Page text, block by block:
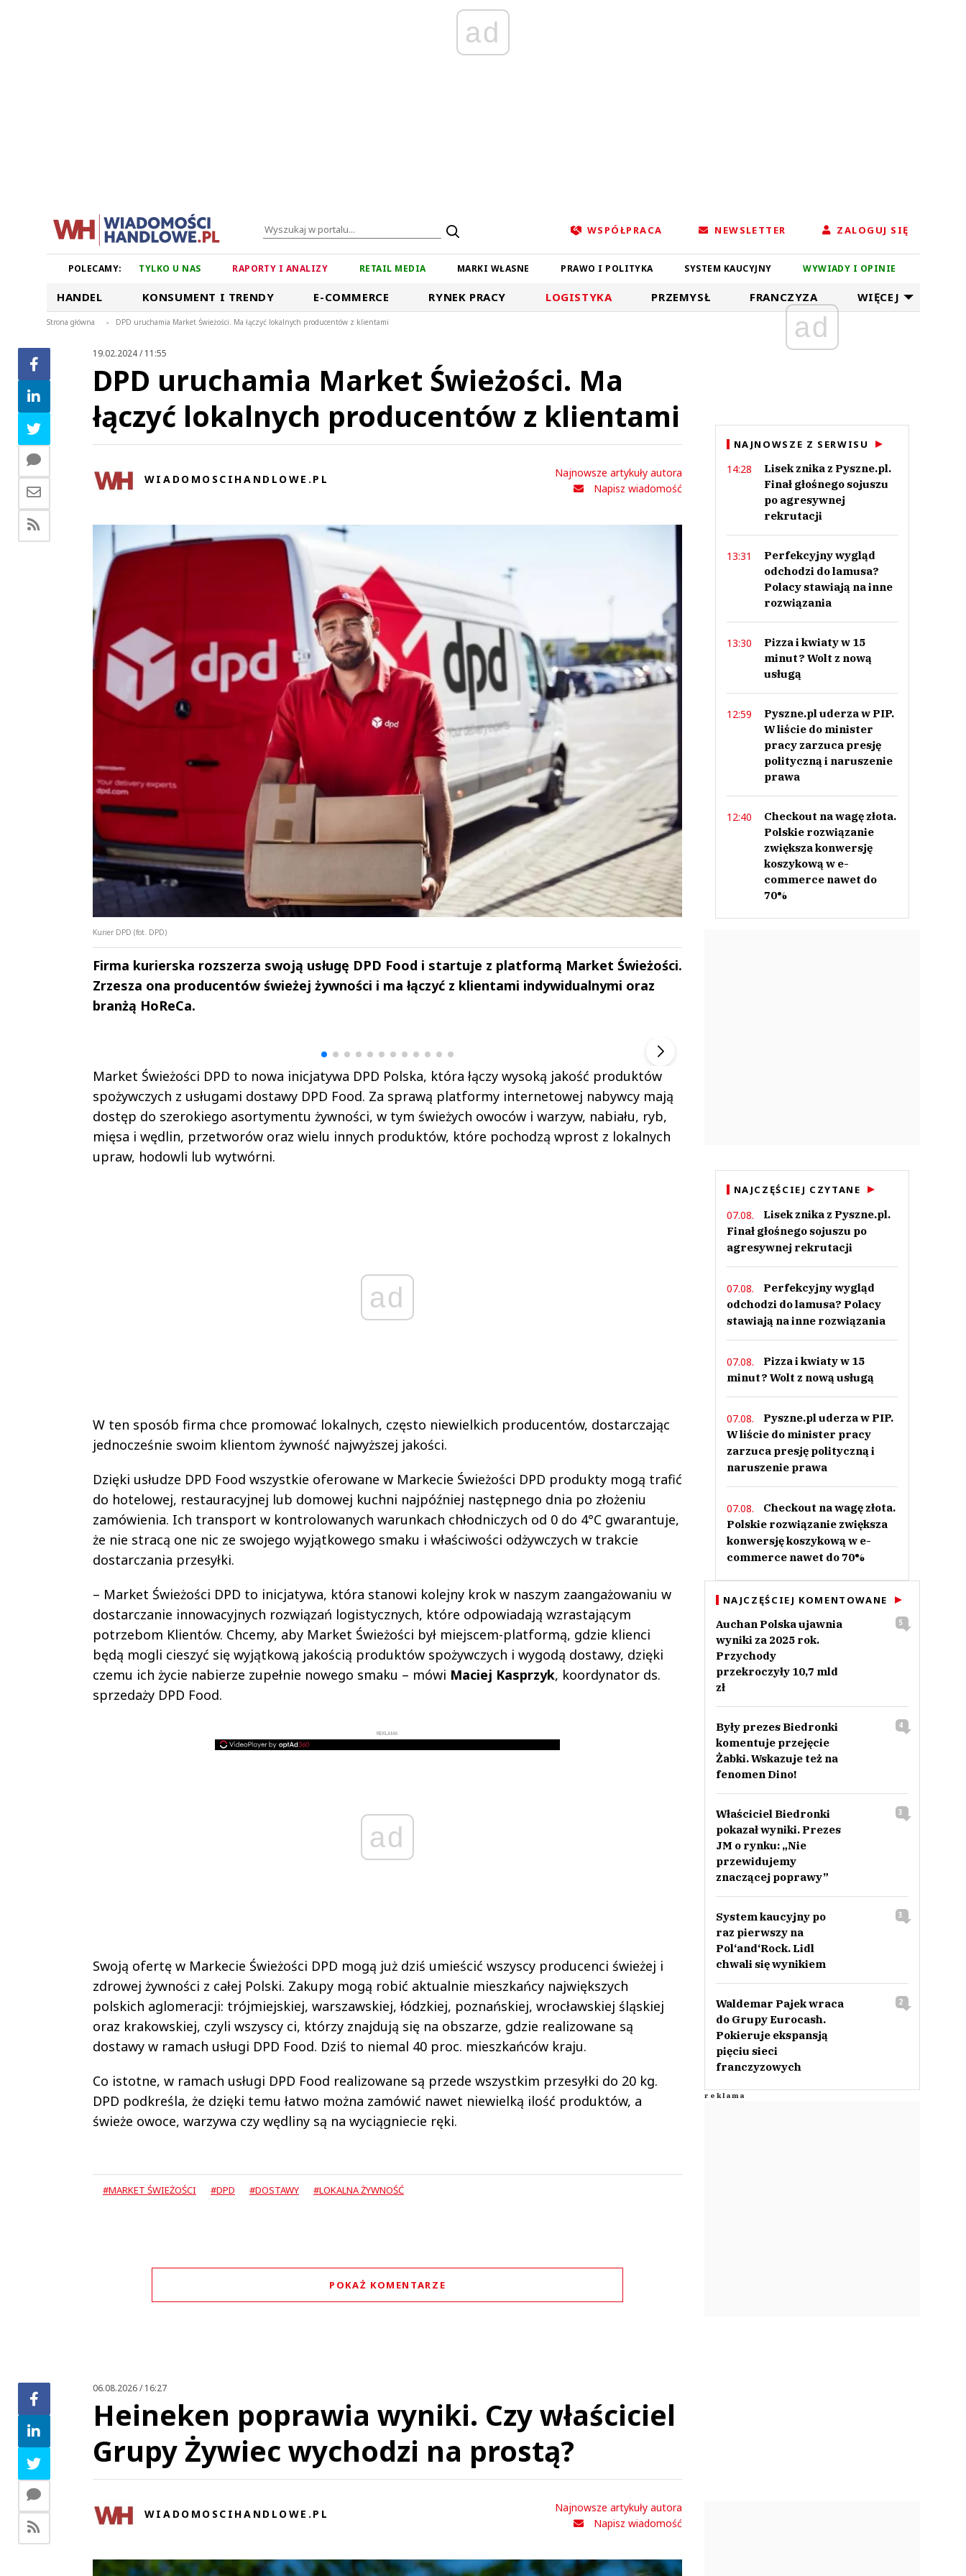
ad
WSPÓŁPRACA NEWSLETTER ZALOGUJ SIĘ
POLECAMY: TYLKO U NAS RAPORTY I ANALIZY RETAIL MEDIA MARKI WŁASNE PRAWO I POLITYKA SYSTEM KAUCYJNY WYWIADY I OPINIE
HANDEL KONSUMENT I TRENDY E-COMMERCE RYNEK PRACY LOGISTYKA PRZEMYSŁ FRANCZYZA WIĘCEJ
Strona główna > DPD uruchamia Market Świeżości. Ma łączyć lokalnych producentów z klientami
19.02.2024 / 11:55
DPD uruchamia Market Świeżości. Ma
łączyć lokalnych producentów z klientami
WIADOMOSCIHANDLOWE.PL
Najnowsze artykuły autora
Napisz wiadomość
Kurier DPD (fot. DPD)
Firma kurierska rozszerza swoją usługę DPD Food i startuje z platformą Market Świeżości.
Zrzesza ona producentów świeżej żywności i ma łączyć z klientami indywidualnymi oraz
branżą HoReCa.
Market Świeżości DPD to nowa inicjatywa DPD Polska, która łączy wysoką jakość produktów
spożywczych z usługami dostawy DPD Food. Za sprawą platformy internetowej nabywcy mają
dostęp do szerokiego asortymentu żywności, w tym świeżych owoców i warzyw, nabiału, ryb,
mięsa i wędlin, przetworów oraz wielu innych produktów, które pochodzą wprost z lokalnych
upraw, hodowli lub wytwórni.
ad
W ten sposób firma chce promować lokalnych, często niewielkich producentów, dostarczając
jednocześnie swoim klientom żywność najwyższej jakości.
Dzięki usłudze DPD Food wszystkie oferowane w Markecie Świeżości DPD produkty mogą trafić
do hotelowej, restauracyjnej lub domowej kuchni najpóźniej następnego dnia po złożeniu
zamówienia. Ich transport w kontrolowanych warunkach chłodniczych od 0 do 4°C gwarantuje,
że nie stracą one nic ze swojego wyjątkowego smaku i właściwości odżywczych w trakcie
dostarczania przesyłki.
– Market Świeżości DPD to inicjatywa, która stanowi kolejny krok w naszym zaangażowaniu w
dostarczanie innowacyjnych rozwiązań logistycznych, które odpowiadają wzrastającym
potrzebom Klientów. Chcemy, aby Market Świeżości był miejscem-platformą, gdzie klienci
będą mogli cieszyć się wyjątkową jakością produktów spożywczych i wygodą dostawy, dzięki
czemu ich życie nabierze zupełnie nowego smaku – mówi Maciej Kasprzyk, koordynator ds.
sprzedaży DPD Food.
REKLAMA
ad
Swoją ofertę w Markecie Świeżości DPD mogą już dziś umieścić wszyscy producenci świeżej i
zdrowej żywności z całej Polski. Zakupy mogą robić aktualnie mieszkańcy największych
polskich aglomeracji: trójmiejskiej, warszawskiej, łódzkiej, poznańskiej, wrocławskiej śląskiej
oraz krakowskiej, czyli wszyscy ci, którzy znajdują się na obszarze, gdzie realizowane są
dostawy w ramach usługi DPD Food. Dziś to niemal 40 proc. mieszkańców kraju.
Co istotne, w ramach usługi DPD Food realizowane są przede wszystkim przesyłki do 20 kg.
DPD podkreśla, że dzięki temu łatwo można zamówić nawet niewielką ilość produktów, a
świeże owoce, warzywa czy wędliny są na wyciągniecie ręki.
#MARKET ŚWIEŻOŚCI #DPD #DOSTAWY #LOKALNA ŻYWNOŚĆ
POKAŻ KOMENTARZE
Prześlij komentarz
Andrzej i Marta
Sterniccy
ad
NAJNOWSZE Z SERWISU
14:28
Lisek znika z Pyszne.pl.
Finał głośnego sojuszu
po agresywnej
rekrutacji
13:31
Perfekcyjny wygląd
odchodzi do lamusa?
Polacy stawiają na inne
rozwiązania
13:30
Pizza i kwiaty w 15
minut? Wolt z nową
usługą
12:59
Pyszne.pl uderza w PIP.
W liście do minister
pracy zarzuca presję
polityczną i naruszenie
prawa
12:40
Checkout na wagę złota.
Polskie rozwiązanie
zwiększa konwersję
koszykową w e-
commerce nawet do
70%
NAJCZĘŚCIEJ CZYTANE
07.08.
Lisek znika z Pyszne.pl.
Finał głośnego sojuszu po
agresywnej rekrutacji
07.08.
Perfekcyjny wygląd
odchodzi do lamusa? Polacy
stawiają na inne rozwiązania
07.08.
Pizza i kwiaty w 15
minut? Wolt z nową usługą
07.08.
Pyszne.pl uderza w PIP.
W liście do minister pracy
zarzuca presję polityczną i
naruszenie prawa
07.08.
Checkout na wagę złota.
Polskie rozwiązanie zwiększa
konwersję koszykową w e-
commerce nawet do 70%
NAJCZĘŚCIEJ KOMENTOWANE
Auchan Polska ujawnia
wyniki za 2025 rok.
Przychody
przekroczyły 10,7 mld
zł
5
Były prezes Biedronki
komentuje przejęcie
Żabki. Wskazuje też na
fenomen Dino!
4
Właściciel Biedronki
pokazał wyniki. Prezes
JM o rynku: „Nie
przewidujemy
znaczącej poprawy”
3
System kaucyjny po
raz pierwszy na
Pol‘and‘Rock. Lidl
chwali się wynikiem
3
Waldemar Pajek wraca
do Grupy Eurocash.
Pokieruje ekspansją
pięciu sieci
franczyzowych
2
06.08.2026 / 16:27
Heineken poprawia wyniki. Czy właściciel
Grupy Żywiec wychodzi na prostą?
WIADOMOSCIHANDLOWE.PL
Najnowsze artykuły autora
Napisz wiadomość